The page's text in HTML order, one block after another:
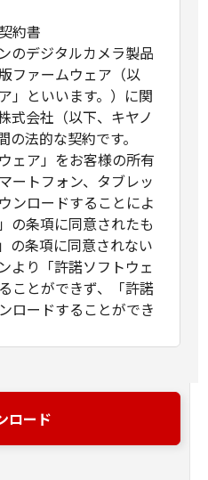
約書
のデジタルカメラ製品
ファームウェア（以
」といいます。）に関
式会社（以下、キヤノ
法的な契約です。
ェア」をお客様の所有
ートフォン、タブレッ
ンロードすることによ
の条項に同意されたも
の条項に同意されない
より「許諾ソフトウェ
ことができず、「許諾
ロードすることができ
ノンのデジタルカメラ
有するコンピュータ
タブレット端末を含
ロード